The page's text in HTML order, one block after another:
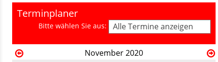
Terminplaner
Bitte wählen Sie aus: Alle Termine anzeigen
November 2020